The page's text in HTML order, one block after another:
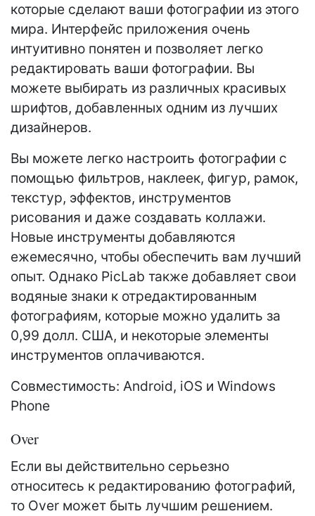
которые сделают ваши фотографии из этого
мира. Интерфейс приложения очень
интуитивно понятен и позволяет легко
редактировать ваши фотографии. Вы
можете выбирать из различных красивых
шрифтов, добавленных одним из лучших
дизайнеров.
Вы можете легко настроить фотографии с
помощью фильтров, наклеек, фигур, рамок,
текстур, эффектов, инструментов
рисования и даже создавать коллажи.
Новые инструменты добавляются
ежемесячно, чтобы обеспечить вам лучший
опыт. Однако PicLab также добавляет свои
водяные знаки к отредактированным
фотографиям, которые можно удалить за
0,99 долл. США, и некоторые элементы
инструментов оплачиваются.
Совместимость: Android, iOS и Windows
Phone
Over
Если вы действительно серьезно
относитесь к редактированию фотографий,
то Over может быть лучшим решением.